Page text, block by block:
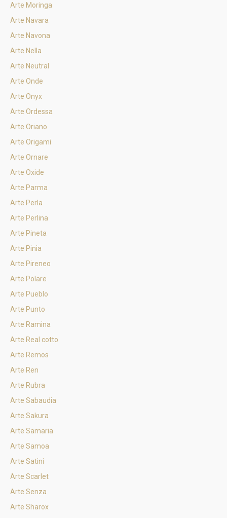
Arte Moringa
Arte Navara
Arte Navona
Arte Nella
Arte Neutral
Arte Onde
Arte Onyx
Arte Ordessa
Arte Oriano
Arte Origami
Arte Ornare
Arte Oxide
Arte Parma
Arte Perla
Arte Perlina
Arte Pineta
Arte Pinia
Arte Pireneo
Arte Polare
Arte Pueblo
Arte Punto
Arte Ramina
Arte Real cotto
Arte Remos
Arte Ren
Arte Rubra
Arte Sabaudia
Arte Sakura
Arte Samaria
Arte Samoa
Arte Satini
Arte Scarlet
Arte Senza
Arte Sharox